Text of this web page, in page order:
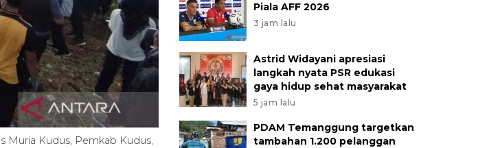
Muria Kudus, Pemkab Kudus,
Piala AFF 2026
3 jam lalu
Astrid Widayani apresiasi
langkah nyata PSR edukasi
gaya hidup sehat masyarakat
5 jam lalu
PDAM Temanggung targetkan
tambahan 1.200 pelanggan